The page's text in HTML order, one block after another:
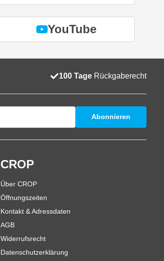
YouTube
100 Tage Rückgaberecht
Abonnieren
CROP
Über CROP
Öffnungszeiten
Kontakt & Adressdaten
AGB
Widerrufsrecht
Datenschutzerklärung